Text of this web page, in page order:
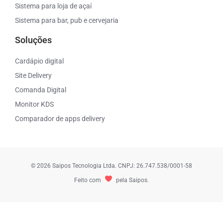
Sistema para loja de açaí
Sistema para bar, pub e cervejaria
Soluções
Cardápio digital
Site Delivery
Comanda Digital
Monitor KDS
Comparador de apps delivery
© 2026 Saipos Tecnologia Ltda. CNPJ: 26.747.538/0001-58
Feito com pela Saipos.